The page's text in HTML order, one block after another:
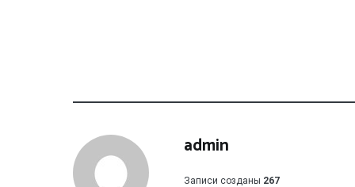
admin
Записи созданы 267